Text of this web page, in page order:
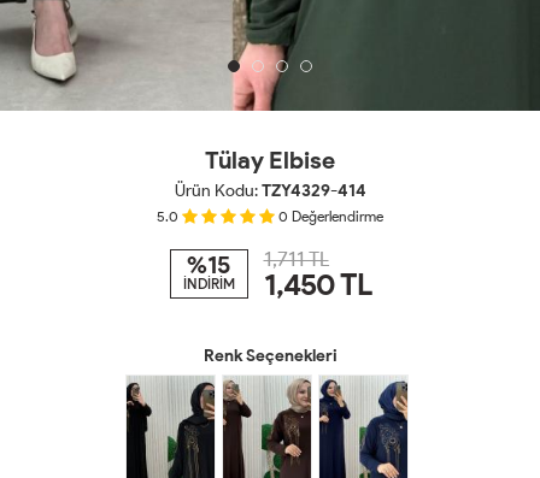
Tülay Elbise
Ürün Kodu:TZY4329-414
5.0 0 Değerlendirme
%15
İNDİRİM
1,711 TL
1,450TL
Renk Seçenekleri